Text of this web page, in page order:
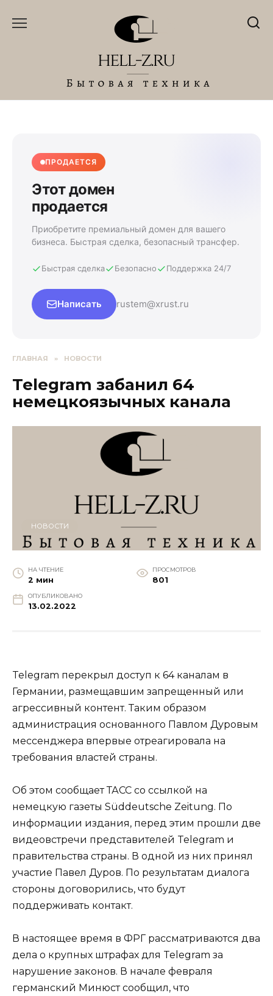
ПРОДАЕТСЯ
Этот домен
продается
Приобретите премиальный домен для вашего
бизнеса. Быстрая сделка, безопасный трансфер.
Быстрая сделка Безопасно Поддержка 24/7
Написать rustem@xrust.ru
ГЛАВНАЯ » НОВОСТИ
Telegram забанил 64
немецкоязычных канала
НОВОСТИ
НА ЧТЕНИЕ
2 мин
ПРОСМОТРОВ
801
ОПУБЛИКОВАНО
13.02.2022
Telegram перекрыл доступ к 64 каналам в
Германии, размещавшим запрещенный или
агрессивный контент. Таким образом
администрация основанного Павлом Дуровым
мессенджера впервые отреагировала на
требования властей страны.
Об этом сообщает ТАСС со ссылкой на
немецкую газеты Süddeutsche Zeitung. По
информации издания, перед этим прошли две
видеовстречи представителей Telegram и
правительства страны. В одной из них принял
участие Павел Дуров. По результатам диалога
стороны договорились, что будут
поддерживать контакт.
В настоящее время в ФРГ рассматриваются два
дела о крупных штрафах для Telegram за
нарушение законов. В начале февраля
германский Минюст сообщил, что